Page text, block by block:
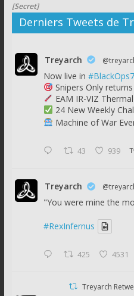
[Secret]
Derniers Tweets de
Treyarch
Now live in #BlackOps7
Snipers Only returns
EAM IR-VIZ
24 New Weekly
Machine of War
43 939
Treyarch
"You were mine the
#RexInfernus
425 4531
Treyarch